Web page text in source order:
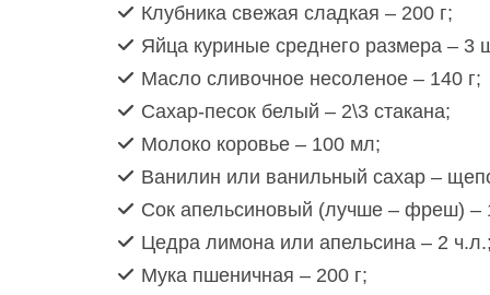
Клубника свежая сладкая – 200 г;
Яйца куриные среднего размера – 3
Масло сливочное несоленое – 140 г;
Сахар-песок белый – 2\3 стакана;
Молоко коровье – 100 мл;
Ванилин или ванильный сахар –
Сок апельсиновый (лучше – фреш) –
Цедра лимона или апельсина – 2
Мука пшеничная – 200 г;